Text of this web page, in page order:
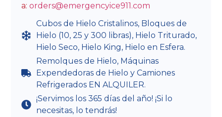
a: orders@emergencyice911.com
Cubos de Hielo Cristalinos, Bloques de
Hielo (10, 25 y 300 libras), Hielo Triturado,
Hielo Seco, Hielo King, Hielo en Esfera.
Remolques de Hielo, Máquinas
Expendedoras de Hielo y Camiones
Refrigerados EN ALQUILER.
¡Servimos los 365 días del año! ¡Si lo
necesitas, lo tendrás!